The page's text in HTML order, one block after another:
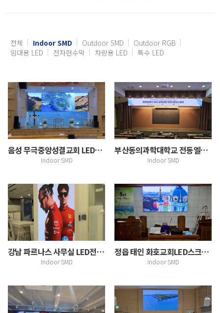
전체 Indoor SMD Outdoor SMD
Outdoor RGB
임대용 LED
전자현수막 차량용 LED 특수 LED
음성 무극중앙성결교회 LED전광판 설치
Indoor SMD
부산동의과학대학교 전동엘리베이션 전자현수막 설치
Indoor SMD
강남 파르나스 사무실 LED전광판 설치
Indoor SMD
정읍 태인 화호교회LED스크린 설치
Indoor SMD